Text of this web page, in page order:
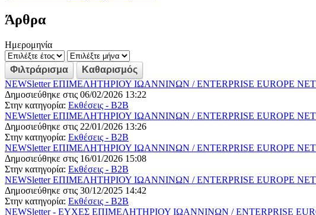
Άρθρα
Ημερομηνία
NEWSletter ΕΠΙΜΕΛΗΤΗΡΙΟΥ ΙΩΑΝΝΙΝΩΝ / ENTERPRISE EUROPE
Δημοσιεύθηκε στις 06/02/2026 13:22
Στην κατηγορία: Εκθέσεις - B2B
NEWSletter ΕΠΙΜΕΛΗΤΗΡΙΟΥ ΙΩΑΝΝΙΝΩΝ / ENTERPRISE EUROPE
Δημοσιεύθηκε στις 22/01/2026 13:26
Στην κατηγορία: Εκθέσεις - B2B
NEWSletter ΕΠΙΜΕΛΗΤΗΡΙΟΥ ΙΩΑΝΝΙΝΩΝ / ENTERPRISE EUROPE
Δημοσιεύθηκε στις 16/01/2026 15:08
Στην κατηγορία: Εκθέσεις - B2B
NEWSletter ΕΠΙΜΕΛΗΤΗΡΙΟΥ ΙΩΑΝΝΙΝΩΝ / ENTERPRISE EUROPE
Δημοσιεύθηκε στις 30/12/2025 14:42
Στην κατηγορία: Εκθέσεις - B2B
NEWSletter - ΕΥΧΕΣ ΕΠΙΜΕΛΗΤΗΡΙΟΥ ΙΩΑΝΝΙΝΩΝ / ENTERPRISE